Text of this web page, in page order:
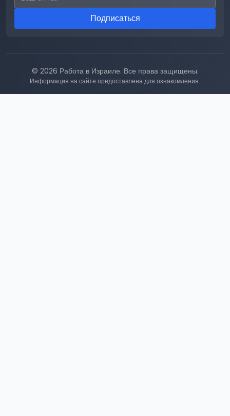
Подписаться
© 2026 Работа в Израиле. Все права защищены.
Информация на сайте предоставлена для ознакомления.